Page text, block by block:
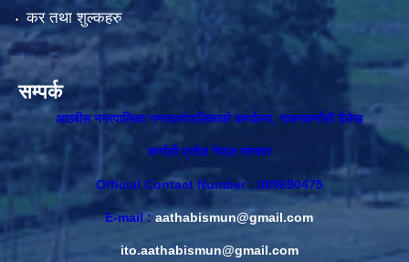
कर तथा शुल्कहरु
सम्पर्क
आठबीस नगरपालिका नगरकार्यपालिकाकाे कार्यालय, राकमकर्णाली दैलेख
कर्णाली प्रदेश नेपाल सरकार
Official Contact Number : 089690475
E-mail : aathabismun@gmail.com
ito.aathabismun@gmail.com